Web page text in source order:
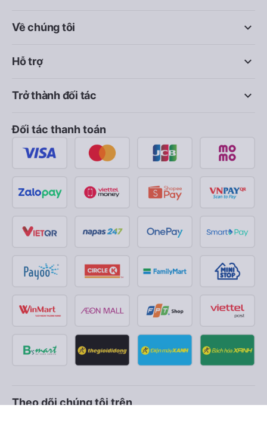
keyboard_arrow_down
Về chúng tôi
keyboard_arrow_down
Hỗ trợ
keyboard_arrow_down
Trở thành đối tác
Đối tác thanh toán
Theo dõi chúng tôi trên